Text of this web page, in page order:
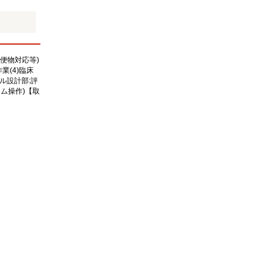
物対応等)
業(4)臨床
設計部:評
操作)【取